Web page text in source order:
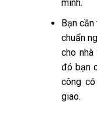
mình.
Bạn
chuẩn
cho
đó bạn
công
giao.